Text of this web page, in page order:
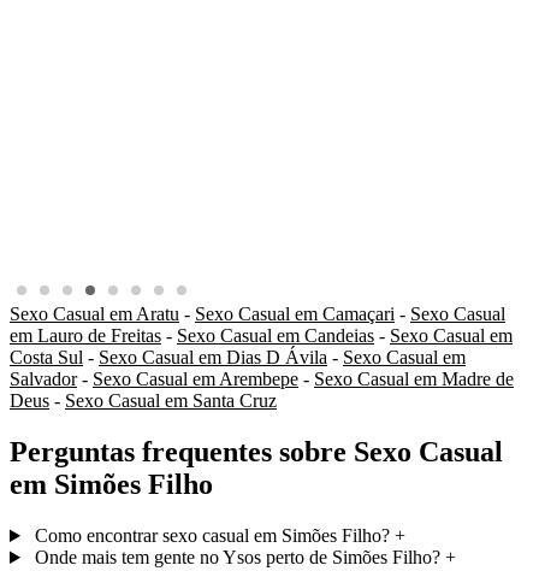
Sexo Casual em Aratu - Sexo Casual em Camaçari - Sexo Casual
em Lauro de Freitas - Sexo Casual em Candeias - Sexo Casual em
Costa Sul - Sexo Casual em Dias D Ávila - Sexo Casual em
Salvador- Sexo Casual em Arembepe - Sexo Casual em Madre de
Deus - Sexo Casual em Santa Cruz
Perguntas frequentes sobre Sexo Casual
em Simões Filho
Como encontrar sexo casual em Simões Filho? +
Onde mais tem gente no Ysos perto de Simões Filho? +